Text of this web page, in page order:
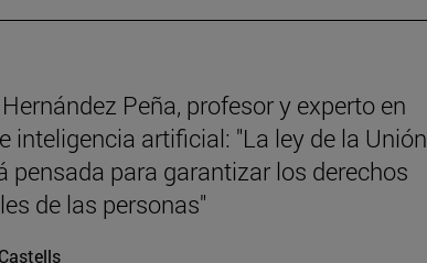
Peña, profesor y experto en
inteligencia artificial: "La ley de la Unión
pensada para garantizar los derechos
de las personas"